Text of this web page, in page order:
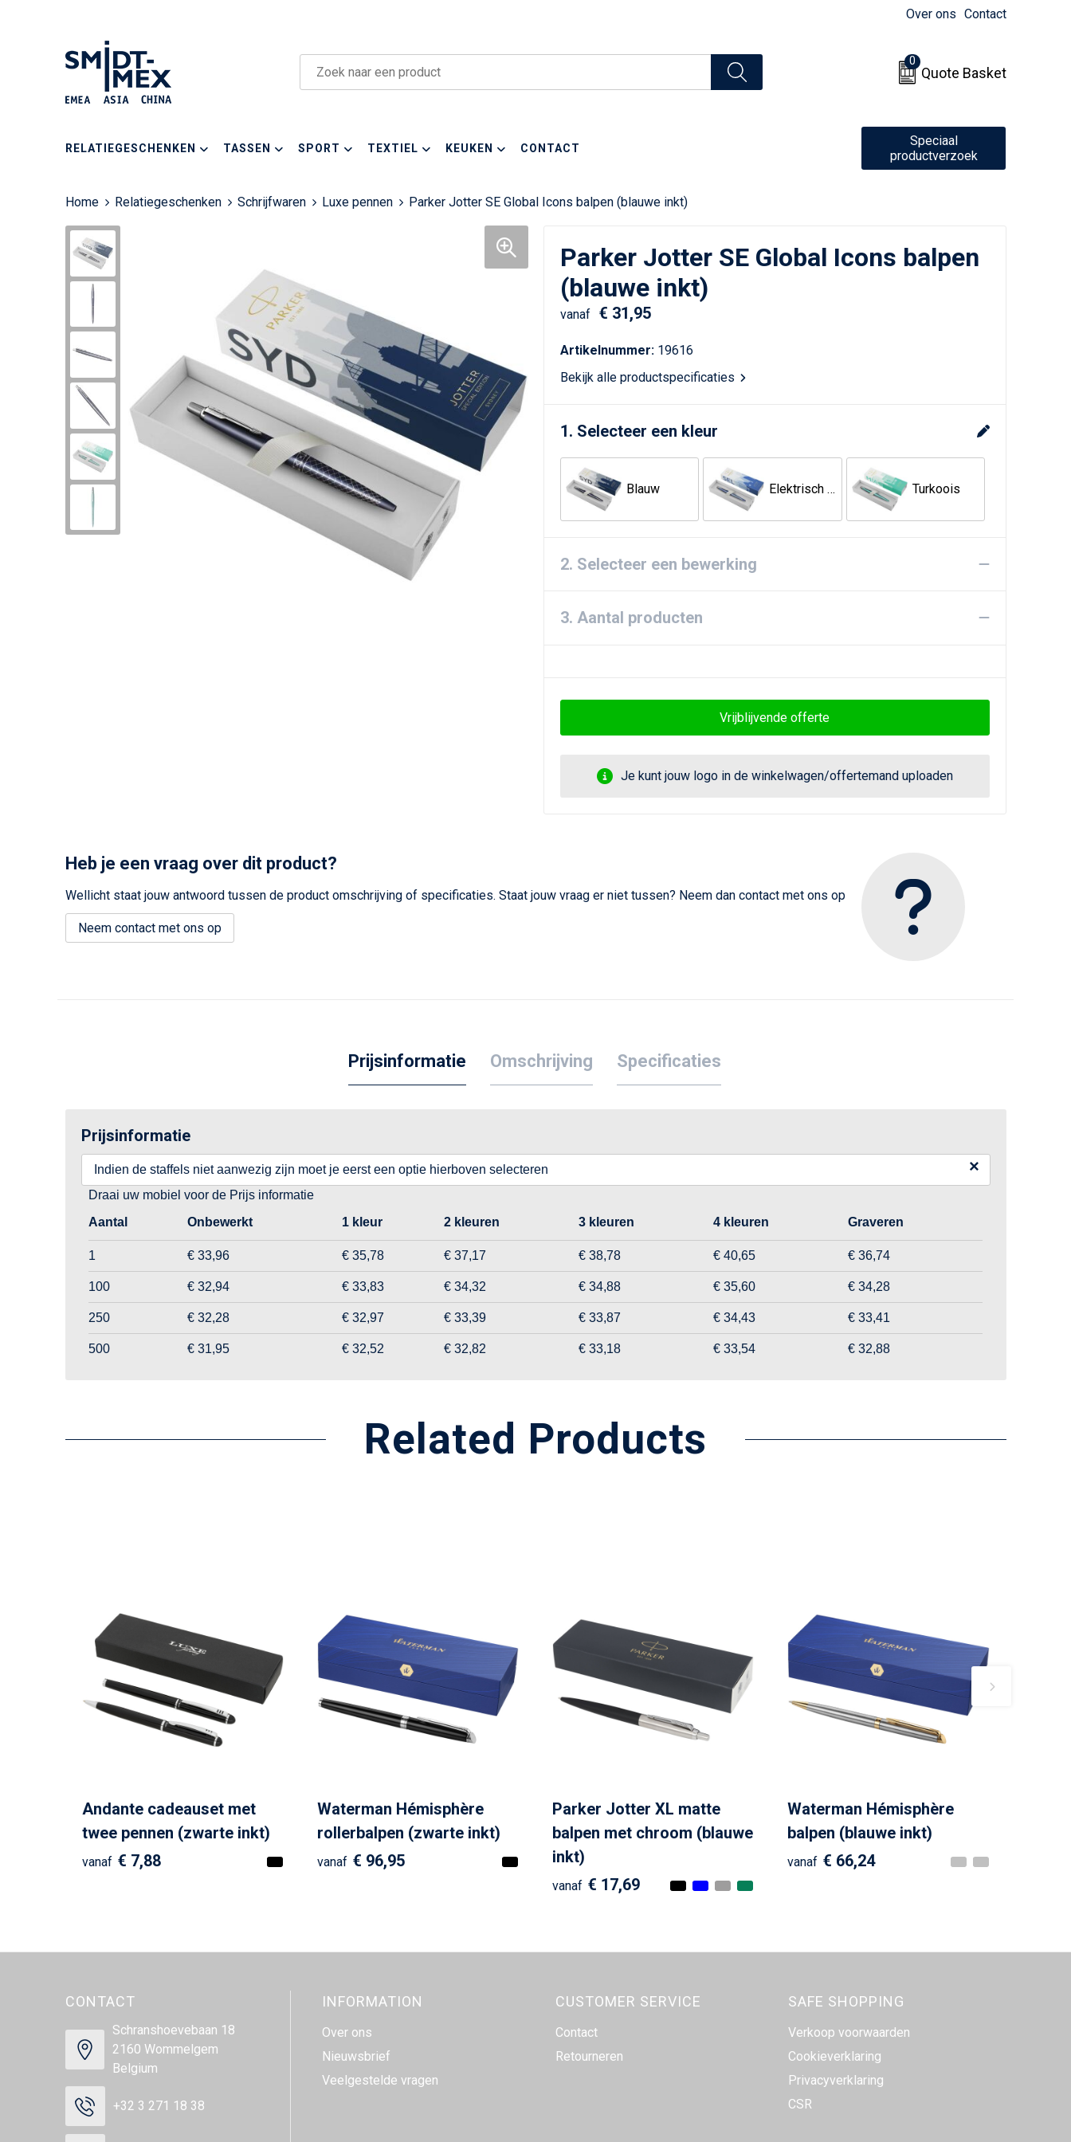
Over ons Contact
0
Quote Basket
RELATIEGESCHENKEN TASSEN SPORT TEXTIEL KEUKEN CONTACT
Speciaal
productverzoek
Home Relatiegeschenken Schrijfwaren Luxe pennen Parker Jotter SE Global Icons balpen (blauwe inkt)
Parker Jotter SE Global Icons balpen
(blauwe inkt)
vanaf € 31,95
Artikelnummer: 19616
Bekijk alle productspecificaties
1. Selecteer een kleur
Blauw Elektrisch blauw Turkoois
2. Selecteer een bewerking
3. Aantal producten
Vrijblijvende offerte
Je kunt jouw logo in de winkelwagen/offertemand uploaden
Heb je een vraag over dit product?
Wellicht staat jouw antwoord tussen de product omschrijving of specificaties. Staat jouw vraag er niet tussen? Neem dan contact met ons op
Neem contact met ons op
Prijsinformatie Omschrijving Specificaties
Prijsinformatie
Indien de staffels niet aanwezig zijn moet je eerst een optie hierboven selecteren ×
Draai uw mobiel voor de Prijs informatie
Aantal
Onbewerkt 1 kleur 2 kleuren 3 kleuren 4 kleuren Graveren
1 € 33,96 € 35,78 € 37,17 € 38,78 € 40,65 € 36,74
100 € 32,94 € 33,83 € 34,32 € 34,88 € 35,60 € 34,28
250 € 32,28 € 32,97 € 33,39 € 33,87 € 34,43 € 33,41
500 € 31,95 € 32,52 € 32,82 € 33,18 € 33,54 € 32,88
Related Products
Andante cadeauset met
twee pennen (zwarte inkt)
vanaf € 7,88
Waterman Hémisphère
rollerbalpen (zwarte inkt)
vanaf € 96,95
Parker Jotter XL matte
balpen met chroom (blauwe
inkt)
vanaf € 17,69
Waterman Hémisphère
balpen (blauwe inkt)
vanaf € 66,24
CONTACT
Schranshoevebaan 18
2160 Wommelgem
Belgium
+32 3 271 18 38
INFORMATION
Over ons
Nieuwsbrief
Veelgestelde vragen
CUSTOMER SERVICE
Contact
Retourneren
SAFE SHOPPING
Verkoop voorwaarden
Cookieverklaring
Privacyverklaring
CSR